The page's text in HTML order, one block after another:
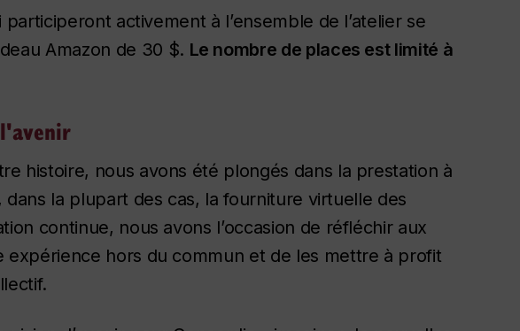
activement à l’ensemble de l’atelier se
Amazon de 30 $. Le nombre de places est limité à
histoire, nous avons été plongés dans la prestation à
dans la plupart des cas, la fourniture virtuelle des
continue, nous avons l’occasion de réfléchir aux
expérience hors du commun et de les mettre à profit